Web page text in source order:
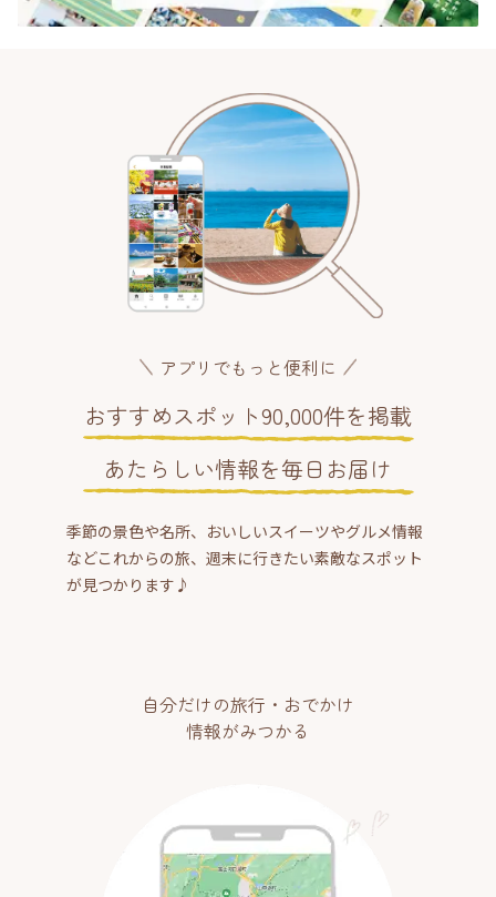
アプリでもっと便利に
おすすめスポット90,000件を掲載
あたらしい情報を毎日お届け
季節の景色や名所、おいしいスイーツやグルメ情報
などこれからの旅、週末に行きたい素敵なスポット
が見つかります♪
自分だけの旅行・おでかけ
情報がみつかる